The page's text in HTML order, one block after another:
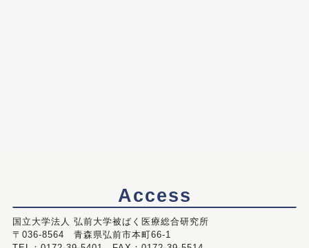
Access
国立大学法人 弘前大学被ばく医療総合研究所
〒036-8564 青森県弘前市本町66-1